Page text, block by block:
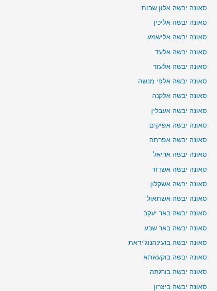
סאונה יבשה אלון שבות
סאונה יבשה אליכין
סאונה יבשה אלישמע
סאונה יבשה אלעד
סאונה יבשה אלעזר
סאונה יבשה אלפי מנשה
סאונה יבשה אלקנה
סאונה יבשה אעבלין
סאונה יבשה אפיקים
סאונה יבשה אפרתה
סאונה יבשה אריאל
סאונה יבשה אשדוד
סאונה יבשה אשקלון
סאונה יבשה אשתאול
סאונה יבשה באר יעקב
סאונה יבשה באר שבע
סאונה יבשה בועינהנוג'ידאת
סאונה יבשה בוקעאתא
סאונה יבשה בורגתה
סאונה יבשה ביצרון